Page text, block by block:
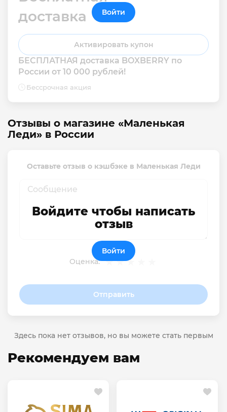
доставка
Активировать купон
БЕСПЛАТНАЯ доставка BOXBERRY по
России от 10 000 рублей!
Бессрочная акция
Войти
Отзывы о магазине «Маленькая
Леди» в России
Оставьте отзыв о кэшбэке в Маленькая Леди
Оценка:
Отправить
Войдите чтобы написать
отзыв
Войти
Здесь пока нет отзывов, но вы можете стать первым
Рекомендуем вам